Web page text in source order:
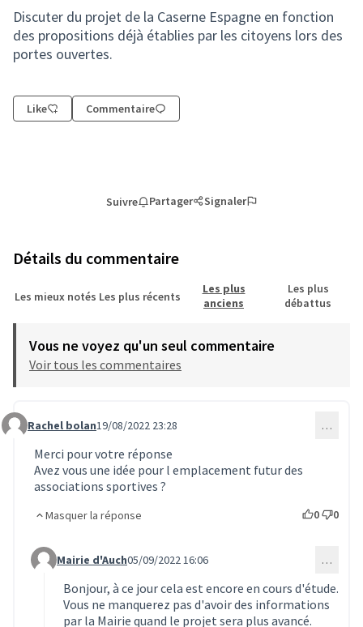
Discuter du projet de la Caserne Espagne en fonction
des propositions déjà établies par les citoyens lors des
portes ouvertes.
Like Commentaire
Suivre Partager Signaler
Détails du commentaire
Les mieux notés Les plus récents
Les plus
anciens
Les plus
débattus
Vous ne voyez qu'un seul commentaire
Voir tous les commentaires
Commentaire 27 (réponse au commentaire 26)
Rachel bolan19/08/2022 23:28 …
Merci pour votre réponse
Avez vous une idée pour l emplacement futur des
associations sportives ?
Masquer la réponse 0 0
Commentaire 28 (réponse au commentaire 27)
Mairie d'Auch05/09/2022 16:06 …
Bonjour, à ce jour cela est encore en cours d'étude.
Vous ne manquerez pas d'avoir des informations
par la Mairie quand le projet sera plus avancé.